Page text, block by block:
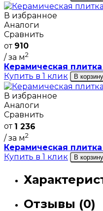
В избранное
Аналоги
Сравнить
от 910
/ за м2
Керамическая
Купить в 1 клик
В корзину
В избранное
Аналоги
Сравнить
от 1 236
/ за м2
Керамическая
Купить в 1 клик
В корзину
Отзывы (0)